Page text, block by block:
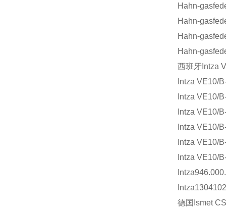
Hahn-
Hahn-
Hahn-
Hahn-
西班牙Intza
Intza VE10/
Intza VE10/
Intza VE10/
Intza VE10/
Intza VE10/
Intza VE10/
德国 Ismet